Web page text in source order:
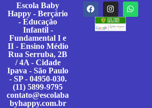
Escola Baby
Happy - Berçário
- Educação
Infantil -
Fundamental I e
II - Ensino Médio
Rua Serruba, 2B
/ 4A - Cidade
Ipava - São Paulo
- SP - 04950-030.
(11) 5899-9795
contato@escolaba
byhappy.com.br